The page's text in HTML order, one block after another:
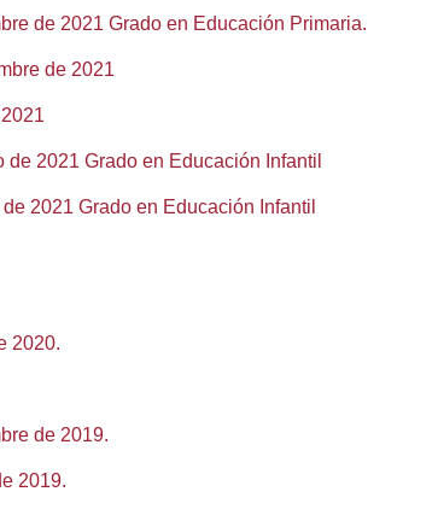
de 2021 Grado en Educación Primaria.
de 2021
2021 Grado en Educación Infantil
2021 Grado en Educación Infantil
2020.
de 2019.
2019.